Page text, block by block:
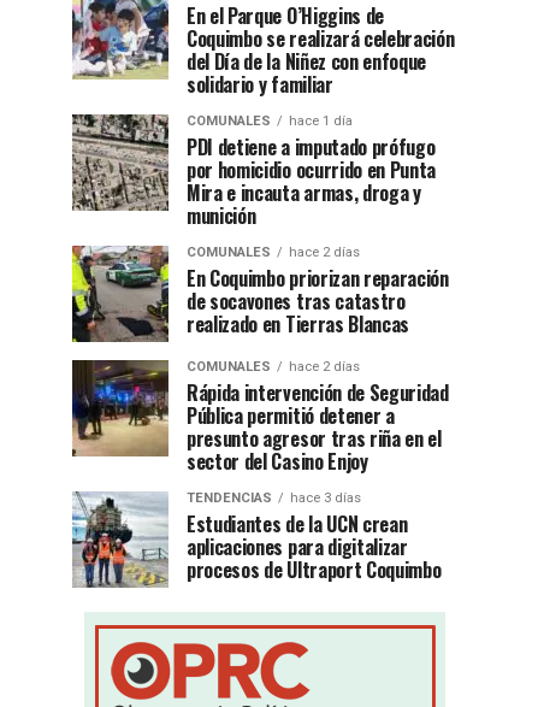
En el Parque O’Higgins de
Coquimbo se realizará celebración
del Día de la Niñez con enfoque
solidario y familiar
COMUNALES hace 1 día
PDI detiene a imputado prófugo
por homicidio ocurrido en Punta
Mira e incauta armas, droga y
munición
COMUNALES hace 2 días
En Coquimbo priorizan reparación
de socavones tras catastro
realizado en Tierras Blancas
COMUNALES hace 2 días
Rápida intervención de Seguridad
Pública permitió detener a
presunto agresor tras riña en el
sector del Casino Enjoy
TENDENCIAS hace 3 días
Estudiantes de la UCN crean
aplicaciones para digitalizar
procesos de Ultraport Coquimbo